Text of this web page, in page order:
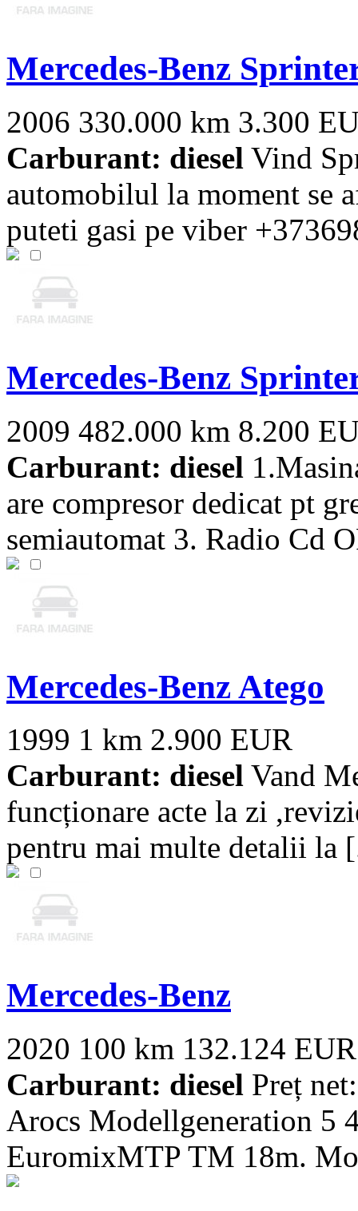
Mercedes-Benz
2006 330.000 km 3.300
Carburant: diesel Vind
automobilul la moment se
puteti gasi pe viber
Mercedes-Benz
2009 482.000 km 8.200
Carburant: diesel
are compresor dedicat pt
semiautomat 3. Radio Cd
Mercedes-Benz Atego
1999 1 km 2.900 EUR
Carburant: diesel Vand
funcționare acte la zi
pentru mai multe detalii la
Mercedes-Benz
2020 100 km 132.124 EUR
Carburant: diesel Preț
Arocs Modellgeneration 5
EuromixMTP TM 18m.